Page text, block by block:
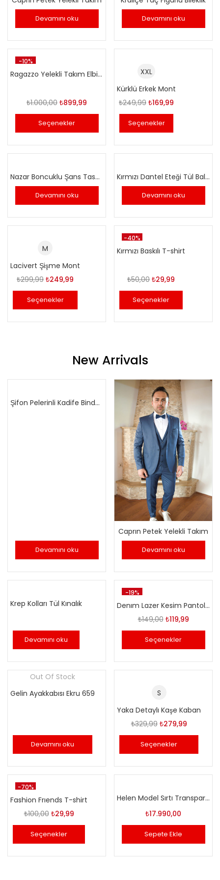
Devamını oku Devamını oku
-10%
Ragazzo Yelekli Takım Elbise
₺1.000,00 Orijinal
fiyat:
₺1.000,00.
₺899,99
andaki
Seçenekler
XXL
Kürklü Erkek Mont
₺249,99 Orijinal
fiyat:
₺249,99.
₺169,99
Seçenekler
Nazar Boncuklu Şans Tasarım Altın Kolye
Devamını oku
Kırmızı Dantel Eteği Tül Balık Abiye
Devamını oku
M
Lacivert Şişme Mont
₺299,99 Orijinal
fiyat:
₺299,99.
₺249,99
andaki
Seçenekler
-40%
Kırmızı Baskılı T-shirt
₺50,00 Orijinal
fiyat:
₺50,00.
₺29,99
andaki
Seçenekler
New Arrivals
Şifon Pelerinli Kadife Bindallı
Devamını oku
Caprın Petek Yelekli Takım
Devamını oku
Krep Kolları Tül Kınalık
Devamını oku
-19%
Denım Lazer Kesim Pantolon
₺149,00 Orijinal
fiyat:
₺149,00.
₺119,99Şu
andaki
Seçenekler
Out Of Stock
Gelin Ayakkabısı Ekru 659
Devamını oku
S
Yaka Detaylı Kaşe Kaban
₺329,99 Orijinal
fiyat:
₺329,99.
₺279,99Şu
andaki
Seçenekler
-70%
Fashion Frıends T-shirt
₺100,00 Orijinal
fiyat:
₺100,00.
₺29,99Şu
andaki
Seçenekler
Helen Model Sırtı Transparan Gelinlik
₺17.990,00
Sepete Ekle